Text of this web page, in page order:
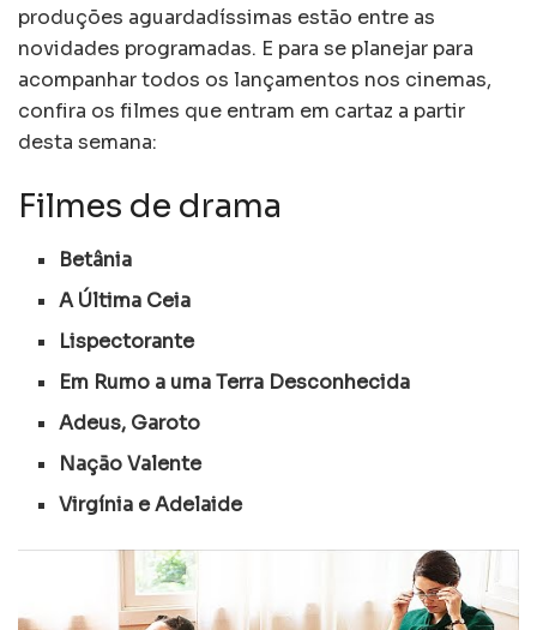
produções aguardadíssimas estão entre as
novidades programadas. E para se planejar para
acompanhar todos os lançamentos nos cinemas,
confira os filmes que entram em cartaz a partir
desta semana:
Filmes de drama
Betânia
A Última Ceia
Lispectorante
Em Rumo a uma Terra Desconhecida
Adeus, Garoto
Nação Valente
Virgínia e Adelaide